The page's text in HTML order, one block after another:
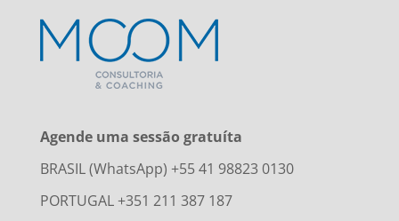
Agende uma sessão gratuíta
BRASIL (WhatsApp) +55 41 98823 0130
PORTUGAL +351 211 387 187